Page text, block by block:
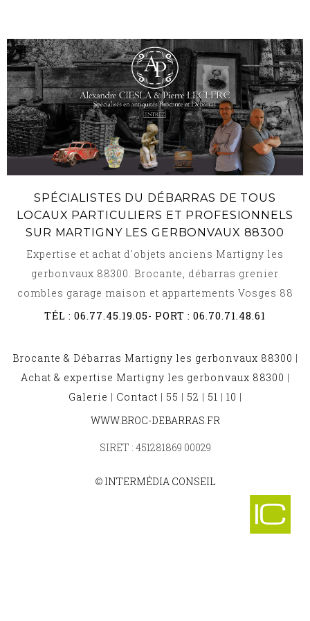
SPÉCIALISTES DU DÉBARRAS DE TOUS
LOCAUX PARTICULIERS ET PROFESIONNELS
SUR MARTIGNY LES GERBONVAUX 88300
Expertise et achat d'objets anciens Martigny les
gerbonvaux 88300. Brocante, débarras grenier
combles garage maison et appartements Vosges 88
TÉL : 06.77.45.19.05- PORT : 06.70.71.48.61
Brocante & Débarras Martigny les gerbonvaux 88300 |
Achat & expertise Martigny les gerbonvaux 88300 |
Galerie | Contact | 55 | 52 | 51 | 10 |
BROCANTE ET DÉBARRAS SAINT ETIENNE LES
REMIREMONT 88200-
BROCANTE ET DÉBARRAS VOUXEY 88170-
BROCANTE ET DÉBARRAS BASSE SUR LE RUPT 88120 -
WWW.BROC-DEBARRAS.FR
SIRET : 451281869 00029
© INTERMÉDIA CONSEIL